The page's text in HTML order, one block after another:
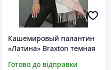
Кашемировый палантин
«Латина» Braxton темная
Готово до відправки